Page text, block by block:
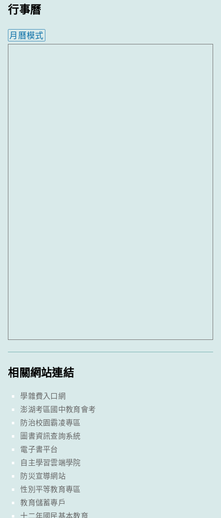
行事曆
月曆模式
相關網站連結
學雜費入口網
澎湖考區國中教育會考
防治校園霸凌專區
圖書資訊查詢系統
電子書平台
自主學習雲端學院
防災宣導網站
性別平等教育專區
教育儲蓄專戶
十二年國民基本教育